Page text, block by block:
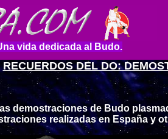
vida dedicada al Budo.
RECUERDOS DEL DO:
demostraciones de Budo
realizadas en España y